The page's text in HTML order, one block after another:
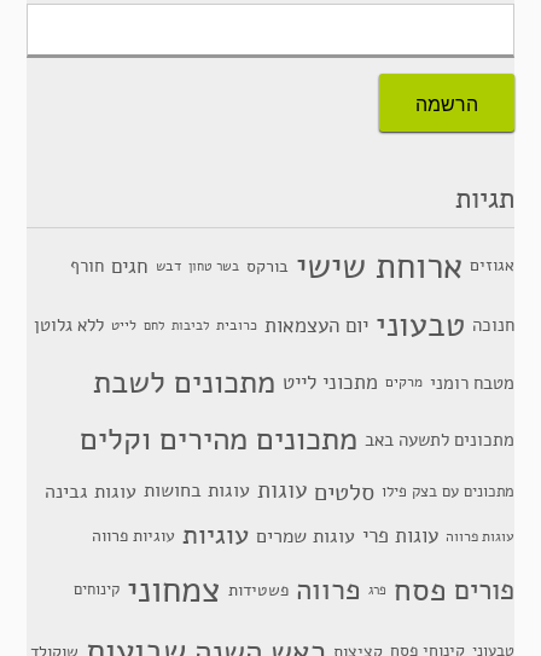
תגיות
אגוזים ארוחת שישי בורקס בשר טחון דבש חגים חורף
חנוכה טבעוני יום העצמאות כרובית לביבות לחם לייט ללא גלוטן
מטבח רומני מרקים מתכוני לייט מתכונים לשבת
מתכונים לתשעה באב מתכונים מהירים וקלים
מתכונים עם בצק פילו סלטים עוגות עוגות בחושות עוגות גבינה
עוגות פרווה עוגות פרי עוגות שמרים עוגיות עוגיות פרווה
פורים פסח פרג פרווה פשטידות צמחוני קינוחים
טבעוני קינוחי פסח